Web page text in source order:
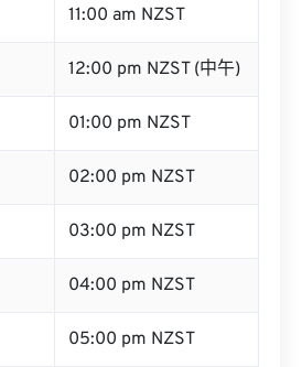
11:00 am NZST
12:00 pm NZST (中午)
01:00 pm NZST
02:00 pm NZST
03:00 pm NZST
04:00 pm NZST
05:00 pm NZST